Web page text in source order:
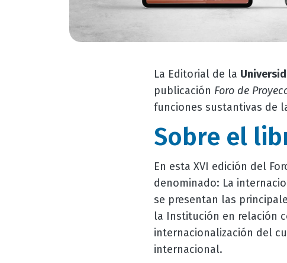
La Editorial de la
publicación Foro de
funciones sustantivas de
Sobre el
En esta XVI edición del
denominado: La
se presentan las
la Institución en relación
internacionalización del
internacional.